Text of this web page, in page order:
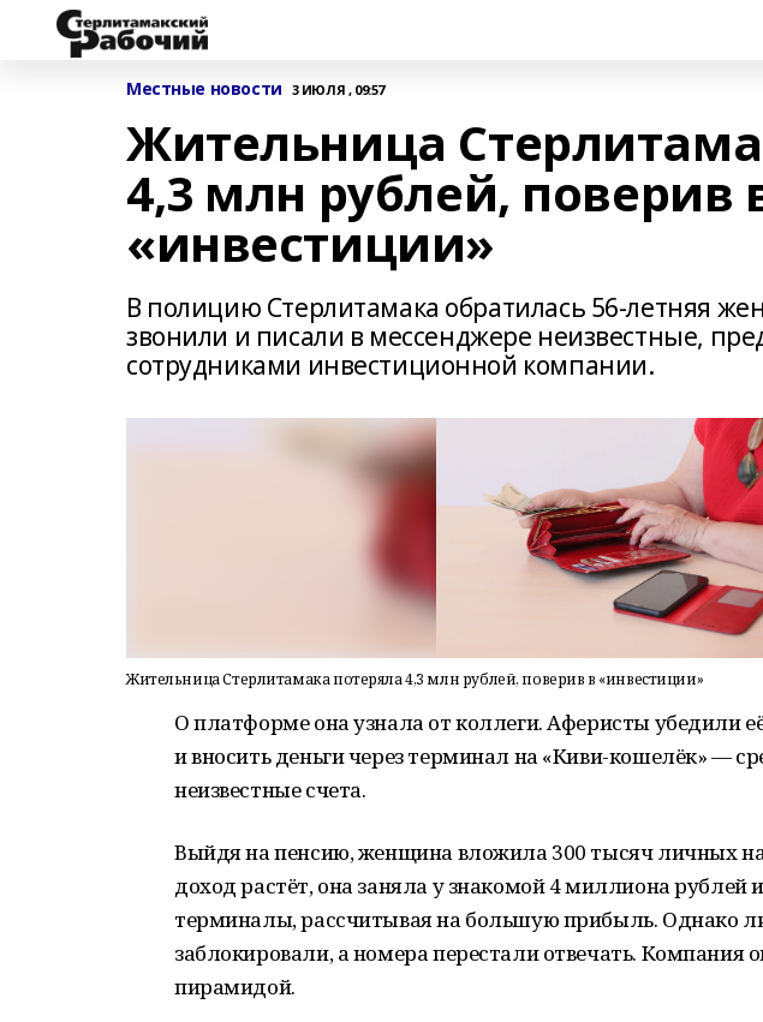
Местные новости 3 ИЮЛЯ , 09:57
Жительница
4,3 млн рублей, поверив
«инвестиции»
В полицию Стерлитамака обратилась 56-летняя
звонили и писали в мессенджере неизвестные,
сотрудниками инвестиционной компании.
Жительница Стерлитамака потеряла 4,3 млн рублей, поверив в «инвестиции»
О платформе она узнала от коллеги. Аферисты убедили
и вносить деньги через терминал на «Киви-кошелёк» —
неизвестные счета.
Выйдя на пенсию, женщина вложила 300 тысяч личных
доход растёт, она заняла у знакомой 4 миллиона рублей
терминалы, рассчитывая на большую прибыль. Однако
заблокировали, а номера перестали отвечать. Компания
пирамидой.